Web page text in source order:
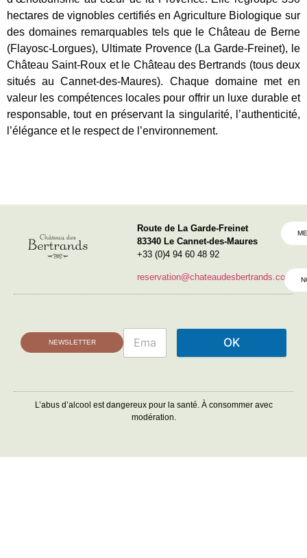
hectares de vignobles certifiés en Agriculture Biologique sur
des domaines remarquables tels que le Château de Berne
(Flayosc-Lorgues), Ultimate Provence (La Garde-Freinet), le
Château Saint-Roux et le Château des Bertrands (tous deux
situés au Cannet-des-Maures). Chaque domaine met en
valeur les compétences locales pour offrir un luxe durable et
responsable, tout en préservant la singularité, l’authenticité,
l’élégance et le respect de l’environnement.
Route de La Garde-Freinet
83340 Le Cannet-des-Maures
+33 (0)4 94 60 48 92
reservation@chateaudesbertrands.com
NEWSLETTER OK
L’abus d’alcool est dangereux pour la santé. À consommer avec
modération.